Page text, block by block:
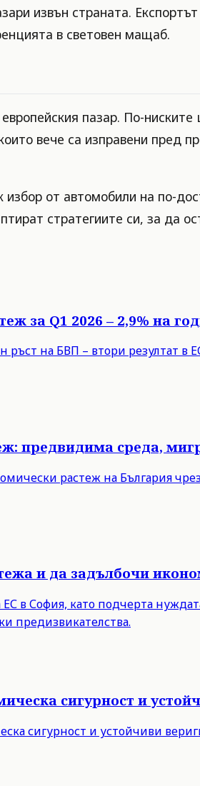
извън страната.
в световен мащаб.
пазар. По-
вече са изправени пред
от автомобили на по-
стратегиите си, за да
за Q1 2026 – 2,9% на
на БВП – втори резултат в
предвидима среда,
растеж на България
и да задълбочи
в София, като подчерта
предизвикателства.
сигурност и
сигурност и устойчиви